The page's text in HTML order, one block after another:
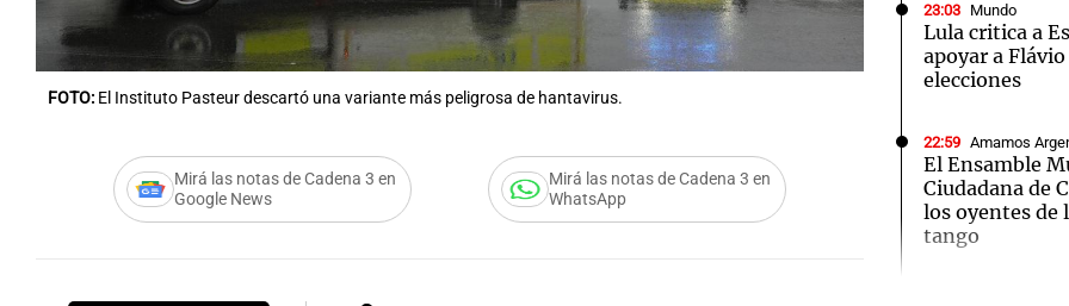
FOTO: El Instituto Pasteur descartó una variante más peligrosa de hantavirus.
Mirá las notas de Cadena 3 en
Google News
Mirá las notas de Cadena 3 en
WhatsApp
23:03 Mundo
Lula critica a
apoyar a
elecciones
22:59 Amamos
El Ensamble
Ciudadana de
los oyentes de
tango
Audio.